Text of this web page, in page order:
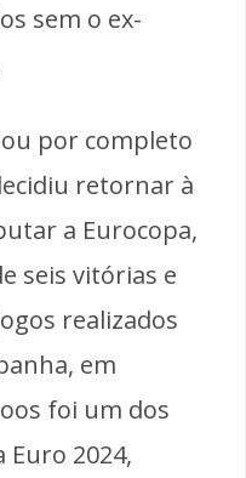
sem o ex-
por completo
retornar à
a Eurocopa,
seis vitórias e
realizados
em
foi um dos
2024,